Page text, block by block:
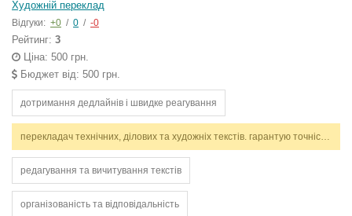
Художній переклад
Відгуки: +0 / 0 / -0
Рейтинг: 3
Ціна: 500 грн.
Бюджет від: 500 грн.
дотримання дедлайнів і швидке реагування
перекладач технічних, ділових та художніх текстів. гарантую точність, стилістичну відповідність і дотримання термінів. працюю з англійською та українською мовами.
редагування та вичитування текстів
організованість та відповідальність